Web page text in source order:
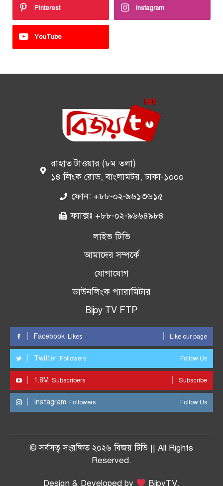
Pinterest Instagram
YouTube
রাহাত টাওয়ার (৮ম তলা)
১৪ লিংক রোড, বাংলামটর, ঢাকা-১০০০
ফোন: +৮৮-০২-৯৬১৩৬১৫
ফ্যাক্সঃ +৮৮-০২-৯৬৬৪৯৮৪
লাইভ টিভি
আমাদের সম্পর্কে
যোগাযোগ
ডাউনলিংক প্যারামিটার
Bijoy TV FTP
Facebook Likes Like our page
Twitter Followers Follow Us
1.8M Subscribers Subscribe
Instagram Followers Follow Us
© সর্বসত্ব সংরক্ষিত ২০২৬ বিজয় টিভি || All Rights
Reserved.
Design & Developed by BijoyTV.